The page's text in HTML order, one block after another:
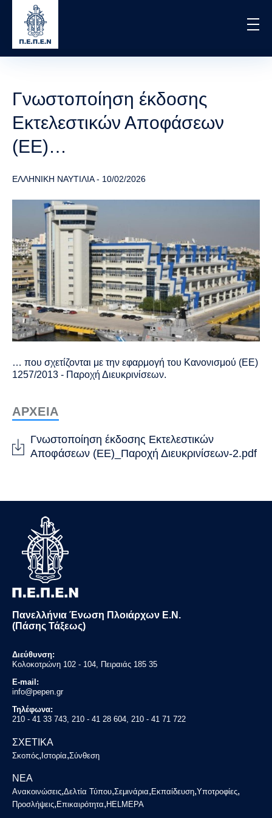
content
Γνωστοποίηση έκδοσης
Εκτελεστικών Αποφάσεων
(ΕΕ)…
ΕΛΛΗΝΙΚΗ ΝΑΥΤΙΛΙΑ- 10/02/2026
… που σχετίζονται με την εφαρμογή του Κανονισμού (ΕΕ)
1257/2013 - Παροχή Διευκρινίσεων.
ΑΡΧΕΙΑ
Γνωστοποίηση έκδοσης Εκτελεστικών
Αποφάσεων (ΕΕ)_Παροχή Διευκρινίσεων-2.pdf
Πανελλήνια Ένωση Πλοιάρχων Ε.Ν.
(Πάσης Τάξεως)
Διεύθυνση:
Κολοκοτρώνη 102 - 104, Πειραιάς 185 35
E-mail:
info@pepen.gr
Τηλέφωνα:
210 - 41 33 743, 210 - 41 28 604, 210 - 41 71 722
ΣΧΕΤΙΚΑ
Σκοπός, Ιστορία,Σύνθεση
ΝΕΑ
Ανακοινώσεις,Δελτία Τύπου,Σεμινάρια, Εκπαίδευση,Υποτροφίες,
Προσλήψεις,Επικαιρότητα,HELMEPA